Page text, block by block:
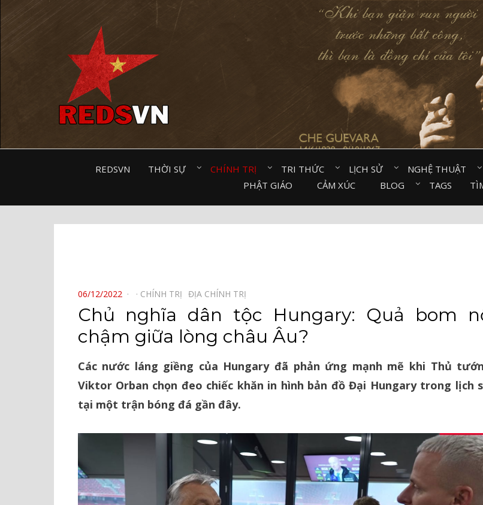
REDSVN THỜI SỰ⠀ CHÍNH TRỊ⠀ TRI THỨC⠀ LỊCH SỬ⠀ NGHỆ THUẬT⠀
PHẬT GIÁO⠀
CẢM XÚC⠀ BLOG⠀ TAGS
POSTED
ON
06/12/2022 CHÍNH TRỊ⠀ ĐỊA CHÍNH TRỊ⠀
Chủ nghĩa dân tộc Hungary: Quả bom
chậm giữa lòng châu Âu?
Các nước láng giềng của Hungary đã phản ứng mạnh mẽ khi Thủ
Viktor Orban chọn đeo chiếc khăn in hình bản đồ Đại Hungary trong lịch
tại một trận bóng đá gần đây.